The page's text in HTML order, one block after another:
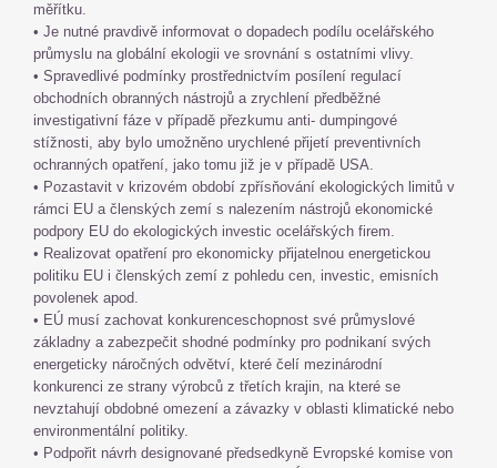
měřítku.
• Je nutné pravdivě informovat o dopadech podílu ocelářského
průmyslu na globální ekologii ve srovnání s ostatními vlivy.
• Spravedlivé podmínky prostřednictvím posílení regulací
obchodních obranných nástrojů a zrychlení předběžné
investigativní fáze v případě přezkumu anti- dumpingové
stížnosti, aby bylo umožněno urychlené přijetí preventivních
ochranných opatření, jako tomu již je v případě USA.
• Pozastavit v krizovém období zpřísňování ekologických limitů v
rámci EU a členských zemí s nalezením nástrojů ekonomické
podpory EU do ekologických investic ocelářských firem.
• Realizovat opatření pro ekonomicky přijatelnou energetickou
politiku EU i členských zemí z pohledu cen, investic, emisních
povolenek apod.
• EÚ musí zachovat konkurenceschopnost své průmyslové
základny a zabezpečit shodné podmínky pro podnikaní svých
energeticky náročných odvětví, které čelí mezinárodní
konkurenci ze strany výrobců z třetích krajin, na které se
nevztahují obdobné omezení a závazky v oblasti klimatické nebo
environmentální politiky.
• Podpořit návrh designované předsedkyně Evropské komise von